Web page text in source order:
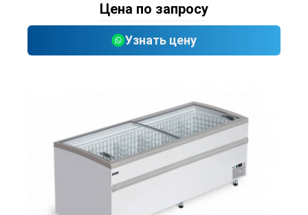
Цена по запросу
Узнать цену